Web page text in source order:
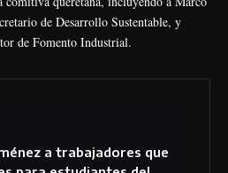
de Desarrollo Sustentable, y
de Fomento Industrial.
a trabajadores que